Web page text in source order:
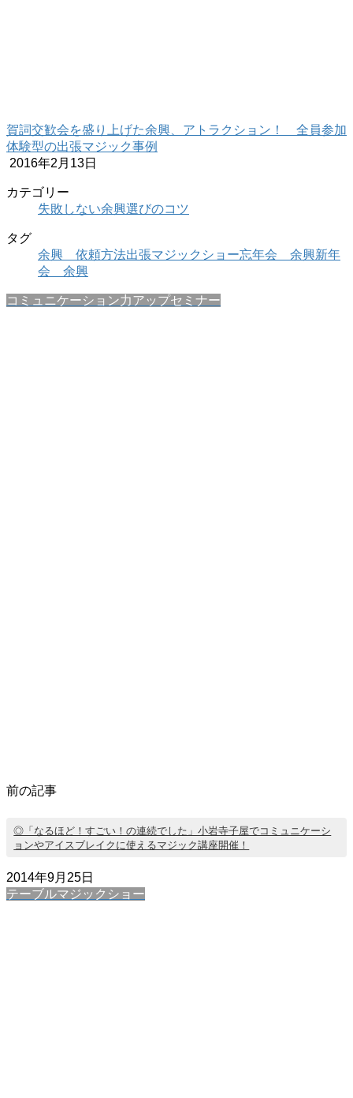
賀詞交歓会を盛り上げた余興、アトラクション！ 全員参加
体験型の出張マジック事例
2016年2月13日
カテゴリー
失敗しない余興選びのコツ
タグ
余興 依頼方法出張マジックショー忘年会 余興新年
会 余興
コミュニケーション力アップセミナー
前の記事
◎「なるほど！すごい！の連続でした」小岩寺子屋でコミュニケーシ
ョンやアイスブレイクに使えるマジック講座開催！
2014年9月25日
テーブルマジックショー